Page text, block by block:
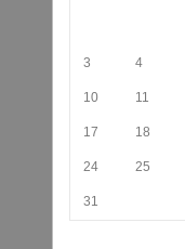
3 4
10 11
17 18
24 25
31